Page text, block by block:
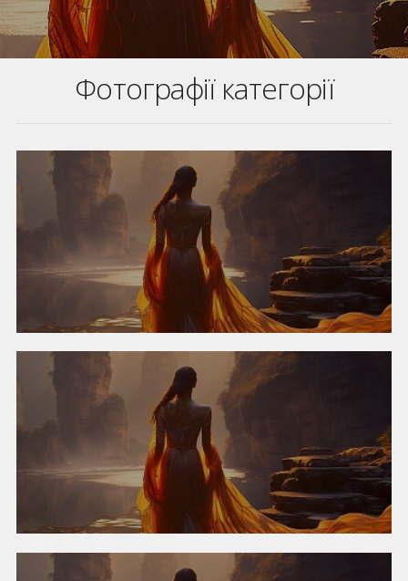
Фотографії категорії